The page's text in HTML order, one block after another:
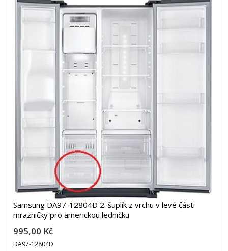
Samsung DA97-12804D 2. šuplík z vrchu v levé části
mrazničky pro americkou ledničku
995,00 Kč
DA97-12804D